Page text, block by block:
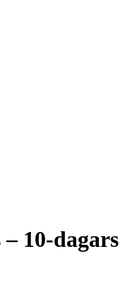
10-dagars